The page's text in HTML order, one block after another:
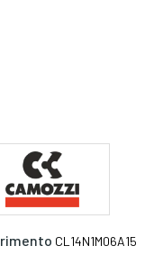
CL14N1M06A15